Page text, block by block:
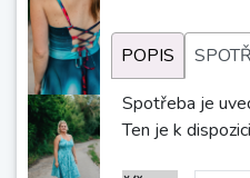
POPIS
Spotřeba je
Ten je k